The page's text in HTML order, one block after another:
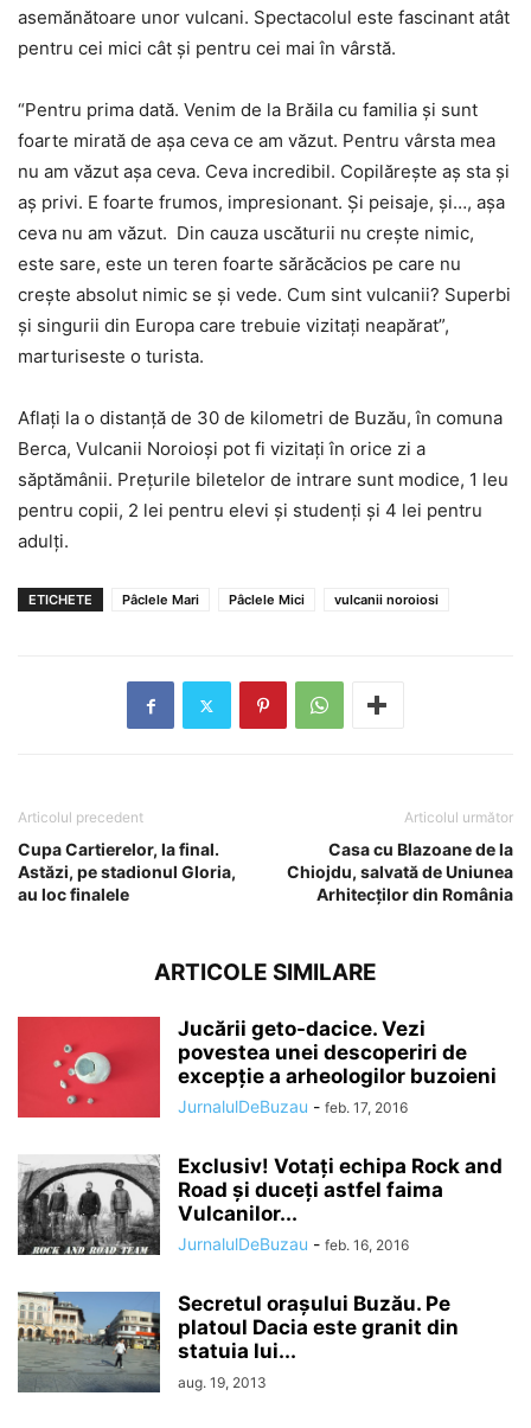
asemănătoare unor vulcani. Spectacolul este fascinant atât
pentru cei mici cât şi pentru cei mai în vârstă.
“Pentru prima dată. Venim de la Brăila cu familia şi sunt
foarte mirată de aşa ceva ce am văzut. Pentru vârsta mea
nu am văzut aşa ceva. Ceva incredibil. Copilăreşte aş sta şi
aş privi. E foarte frumos, impresionant. Şi peisaje, şi…, aşa
ceva nu am văzut. Din cauza uscăturii nu creşte nimic,
este sare, este un teren foarte sărăcăcios pe care nu
creşte absolut nimic se şi vede. Cum sint vulcanii? Superbi
şi singurii din Europa care trebuie vizitaţi neapărat”,
marturiseste o turista.
Aflaţi la o distanţă de 30 de kilometri de Buzău, în comuna
Berca, Vulcanii Noroioşi pot fi vizitaţi în orice zi a
săptămânii. Preţurile biletelor de intrare sunt modice, 1 leu
pentru copii, 2 lei pentru elevi şi studenţi şi 4 lei pentru
adulţi.
ETICHETE Pâclele Mari Pâclele Mici vulcanii noroiosi
Articolul precedent
Cupa Cartierelor, la final.
Astăzi, pe stadionul Gloria,
au loc finalele
Articolul următor
Casa cu Blazoane de la
Chiojdu, salvată de Uniunea
Arhitecţilor din România
ARTICOLE SIMILARE
Jucării geto-dacice. Vezi
povestea unei descoperiri de
excepţie a arheologilor buzoieni
JurnalulDeBuzau - feb. 17, 2016
Exclusiv! Votaţi echipa Rock and
Road şi duceţi astfel faima
Vulcanilor...
JurnalulDeBuzau - feb. 16, 2016
Secretul oraşului Buzău. Pe
platoul Dacia este granit din
statuia lui...
aug. 19, 2013